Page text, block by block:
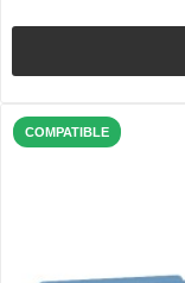
COMPATIBLE